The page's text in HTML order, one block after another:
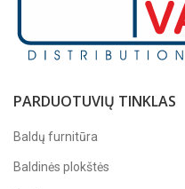
PARDUOTUVIŲ TINKLAS
Baldų furnitūra
Baldinės plokštės